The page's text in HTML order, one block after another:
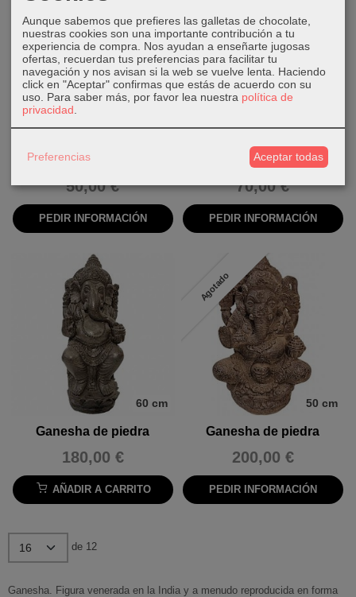
Agotado
35 cm
Ganesha de piedra
50,00 €
PEDIR INFORMACIÓN
Agotado
37 cm
Ganesha de piedra
70,00 €
PEDIR INFORMACIÓN
60 cm
Ganesha de piedra
180,00 €
AÑADIR A CARRITO
Agotado
50 cm
Ganesha de piedra
200,00 €
PEDIR INFORMACIÓN
de 12
Ganesha. Figura venerada en la India y a menudo reproducida en forma
Aunque sabemos que prefieres las galletas de chocolate,
nuestras cookies son una importante contribución a tu
experiencia de compra. Nos ayudan a enseñarte jugosas
ofertas, recuerdan tus preferencias para facilitar tu
navegación y nos avisan si la web se vuelve lenta. Haciendo
click en "Aceptar" confirmas que estás de acuerdo con su
uso. Para saber más, por favor lea nuestra política de
privacidad
Preferencias Aceptar todas